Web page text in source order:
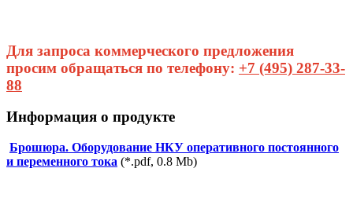
Для запроса коммерческого предложения
просим обращаться по телефону: +7 (495) 287-33-
88
Информация о продукте
Брошюра. Оборудование НКУ оперативного постоянного
и переменного тока (*.pdf, 0.8 Мb)